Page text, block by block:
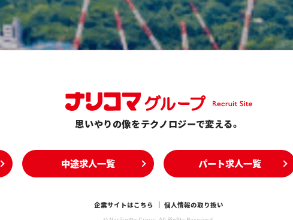
思いやりの像をテクノロジーで変える。
中途求人一覧 パート求人一覧
企業サイトはこちら 個人情報の取り扱い